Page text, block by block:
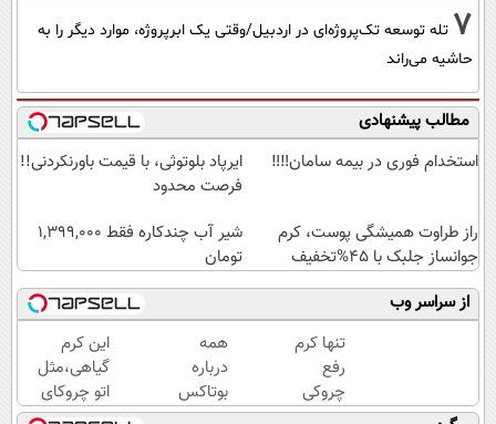
7 تله توسعه تک‌پروژه‌ای در اردبیل/وقتی یک ابرپروژه، موارد دیگر را به
حاشیه می‌راند
مطالب پیشنهادی
استخدام فوری در بیمه سامان‼️‼️
ایرپاد بلوتوثی، با قیمت باورنکردنی!!
فرصت محدود
راز طراوت همیشگی پوست، کرم
جوانساز جلبک با 45%تخفیف
شیر آب چندکاره فقط 1,399,000
تومان
از سراسر وب
تنها کرم
رفع
چروکی
که
همه
درباره
بوتاکس
حرف
این کرم
گیاهی،مثل
اتو چروکای
پوستتوصاف